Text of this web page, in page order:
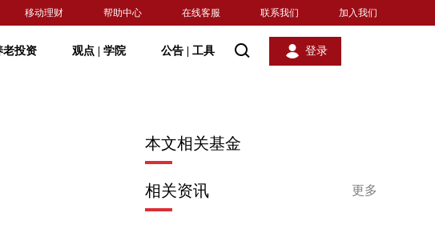
移动理财 帮助中心 在线客服 联系我们 加入我们
老投资 观点 学院 公告 工具 登录
本文相关基金
更多
相关资讯